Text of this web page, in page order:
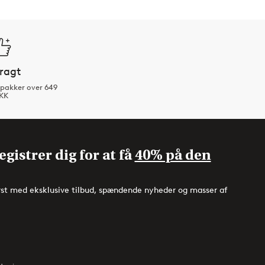
over 649
dig for at få40% på den
med eksklusive tilbud, spændende nyheder og masser af